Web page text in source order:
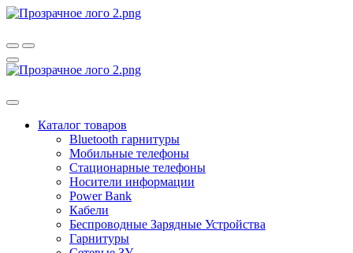
Каталог товаров
Bluetooth гарнитуры
Мобильные телефоны
Стационарные телефоны
Носители информации
Power Bank
Кабели
Беспроводные Зарядные Устройства
Гарнитуры